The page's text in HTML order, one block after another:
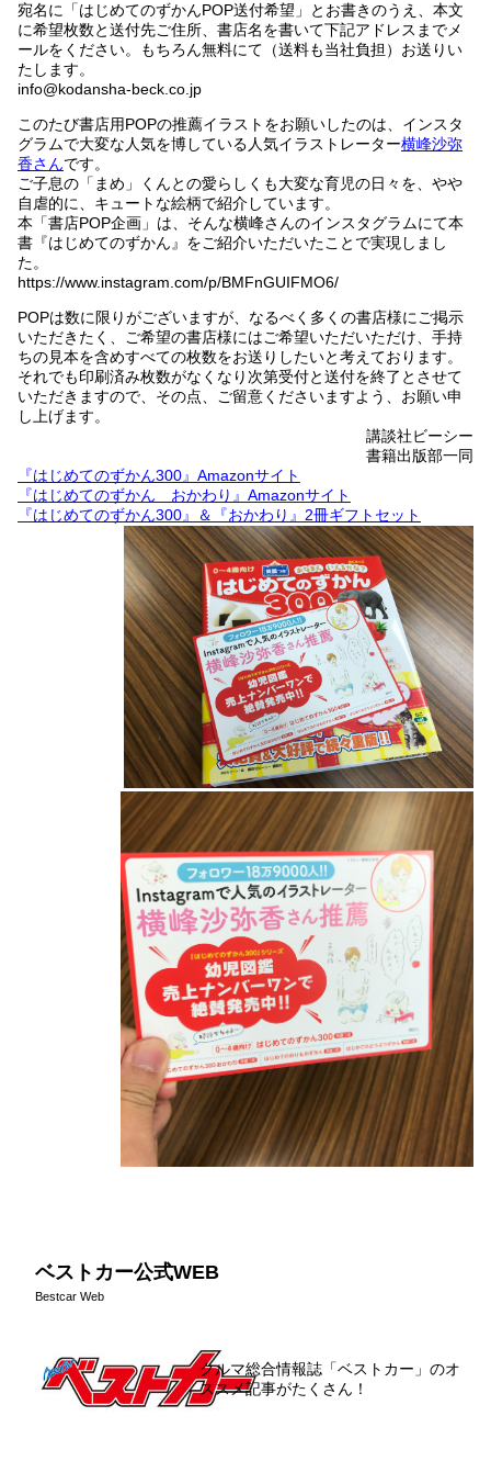
宛名に「はじめてのずかんPOP送付希望」とお書きのうえ、本文
に希望枚数と送付先ご住所、書店名を書いて下記アドレスまでメ
ールをください。もちろん無料にて（送料も当社負担）お送りい
たします。
info@kodansha-beck.co.jp
このたび書店用POPの推薦イラストをお願いしたのは、インスタ
グラムで大変な人気を博している人気イラストレーター横峰沙弥
香さんです。
ご子息の「まめ」くんとの愛らしくも大変な育児の日々を、やや
自虐的に、キュートな絵柄で紹介しています。
本「書店POP企画」は、そんな横峰さんのインスタグラムにて本
書『はじめてのずかん』をご紹介いただいたことで実現しまし
た。
https://www.instagram.com/p/BMFnGUIFMO6/
POPは数に限りがございますが、なるべく多くの書店様にご掲示
いただきたく、ご希望の書店様にはご希望いただいただけ、手持
ちの見本を含めすべての枚数をお送りしたいと考えております。
それでも印刷済み枚数がなくなり次第受付と送付を終了とさせて
いただきますので、その点、ご留意くださいますよう、お願い申
し上げます。
講談社ビーシー
書籍出版部一同
『はじめてのずかん300』Amazonサイト
『はじめてのずかん おかわり』Amazonサイト
『はじめてのずかん300』＆『おかわり』2冊ギフトセット
ベストカー公式WEB
Bestcar Web
クルマ総合情報誌「ベストカー」のオ
ススメ記事がたくさん！